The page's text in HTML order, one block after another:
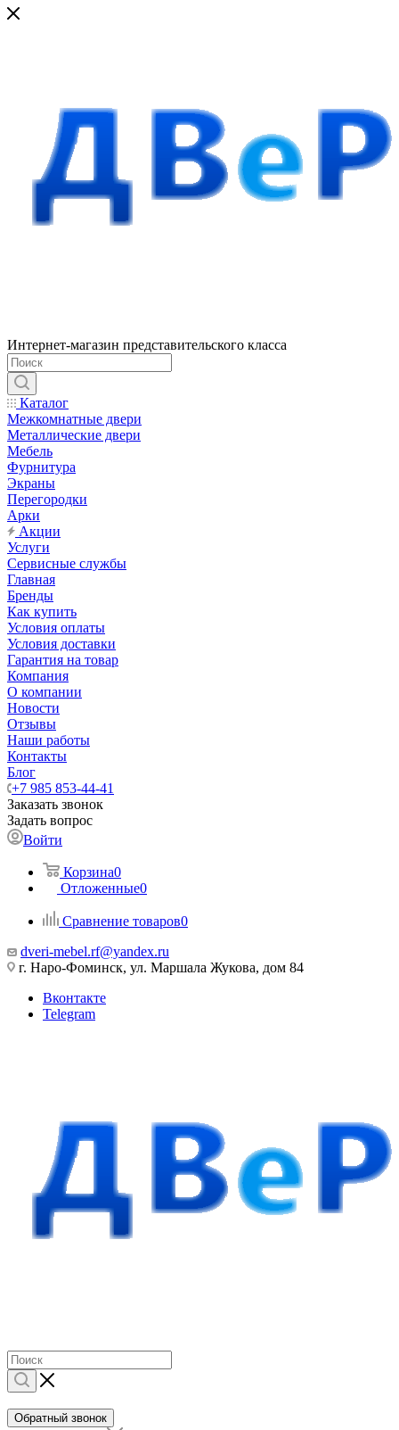
Интернет-магазин представительского класса
Каталог
Межкомнатные двери
Металлические двери
Мебель
Фурнитура
Экраны
Перегородки
Арки
Акции
Услуги
Сервисные службы
Главная
Бренды
Как купить
Условия оплаты
Условия доставки
Гарантия на товар
Компания
О компании
Новости
Отзывы
Наши работы
Контакты
Блог
+7 985 853-44-41
Заказать звонок
Задать вопрос
Войти
Корзина0
Отложенные0
Сравнение товаров0
dveri-mebel.rf@yandex.ru
г. Наро-Фоминск, ул. Маршала Жукова, дом 84
Вконтакте
Telegram
Обратный звонок